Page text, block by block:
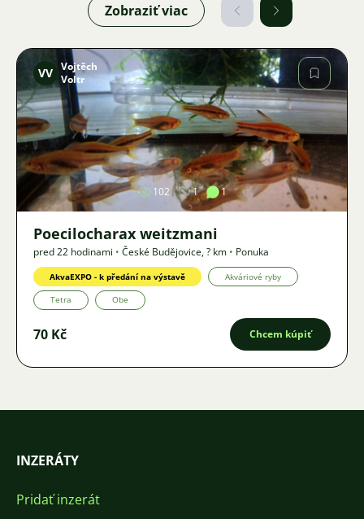
Zobraziť viac
Obrázok
VV Vojtěch
Voltr
102 1 1
Poecilocharax weitzmani
pred 22 hodinami • České Budějovice,? km • Ponuka
AkvaEXPO - k předání na výstavě Akváriové ryby
Tetra Obe
70 Kč Chcem kúpiť
INZERÁTY
Pridať inzerát